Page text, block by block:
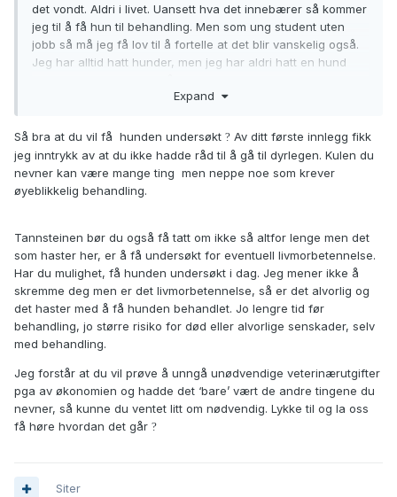
det vondt. Aldri i livet. Uansett hva det innebærer så kommer
jeg til å få hun til behandling. Men som ung student uten
jobb så må jeg få lov til å fortelle at det blir vanskelig også.
Jeg har alltid hatt hunder, men jeg har aldri hatt en hund
og farlig ut av andre hundeeiere før jeg bestilte en time
(som kanskje ville vært en unødvendig time om ingenting var
farlig). Så jeg setter pris på svarene jeg fikk. Jeg merker en
enda større bekymring nå og vil bare hjelpe hun med en
Expand
Så bra at du vil få hunden undersøkt ? Av ditt første innlegg fikk
jeg inntrykk av at du ikke hadde råd til å gå til dyrlegen. Kulen du
nevner kan være mange ting men neppe noe som krever
øyeblikkelig behandling.
Tannsteinen bør du også få tatt om ikke så altfor lenge men det
som haster her, er å få undersøkt for eventuell livmorbetennelse.
Har du mulighet, få hunden undersøkt i dag. Jeg mener ikke å
skremme deg men er det livmorbetennelse, så er det alvorlig og
det haster med å få hunden behandlet. Jo lengre tid før
behandling, jo større risiko for død eller alvorlige senskader, selv
med behandling.
Jeg forstår at du vil prøve å unngå unødvendige veterinærutgifter
pga av økonomien og hadde det ‘bare’ vært de andre tingene du
nevner, så kunne du ventet litt om nødvendig. Lykke til og la oss
få høre hvordan det går ?
Siter